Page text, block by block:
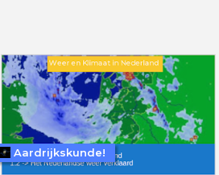
Aardrijkskunde!